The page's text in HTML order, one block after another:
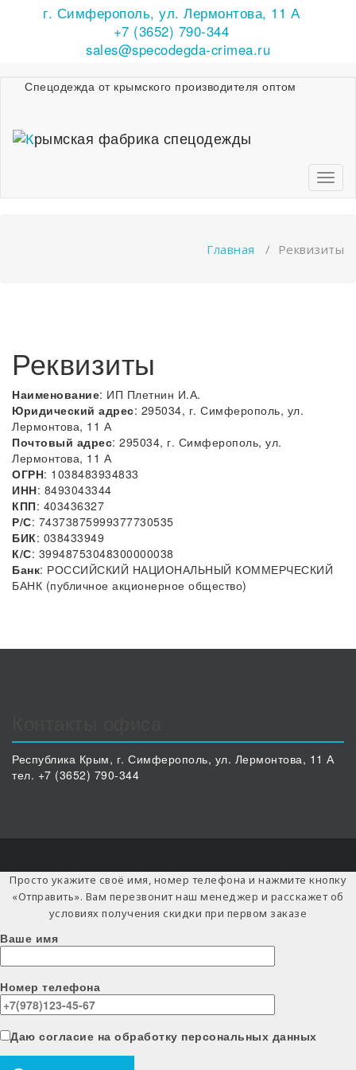
Перейтиг. Симферополь, ул. Лермонтова, 11 А
+7 (3652) 790-344
sales@specodegda-crimea.ru
Спецодежда от крымского производителя оптом
Главная / Реквизиты
Реквизиты
Наименование: ИП Плетнин И.А.
Юридический адрес: 295034, г. Симферополь, ул.
Лермонтова, 11 А
Почтовый адрес: 295034, г. Симферополь, ул.
Лермонтова, 11 А
ОГРН: 1038483934833
ИНН: 8493043344
КПП: 403436327
Р/С: 74373875999377730535
БИК: 038433949
К/С: 39948753048300000038
Банк: РОССИЙСКИЙ НАЦИОНАЛЬНЫЙ КОММЕРЧЕСКИЙ
БАНК (публичное акционерное общество)
Республика Крым, г. Симферополь, ул. Лермонтова, 11 А
тел. +7 (3652) 790-344
Просто укажите своё имя, номер телефона и нажмите кнопку
«Отправить». Вам перезвонит наш менеджер и расскажет об
условиях получения скидки при первом заказе
Ваше имя
Номер телефона
Даю согласие на обработку персональных данных